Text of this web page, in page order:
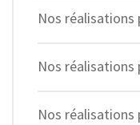
Nos réalisations
Nos réalisations
Nos réalisations